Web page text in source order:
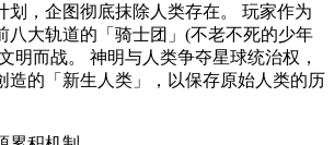
划，企图彻底抹除人类存在。 玩家作为
八大轨道的「骑士团」(不老不死的少年
明而战。 神明与人类争夺星球统治权，
造的「新生人类」，以保存原始人类的历